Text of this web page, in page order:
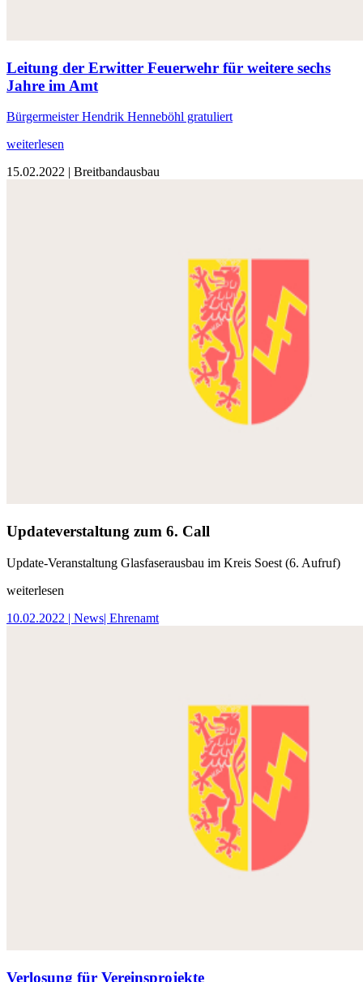
Leitung der Erwitter Feuerwehr für weitere sechs
Jahre im Amt
Bürgermeister Hendrik Henneböhl gratuliert
weiterlesen
15.02.2022 | Breitbandausbau
Updateverstaltung zum 6. Call
Update-Veranstaltung Glasfaserausbau im Kreis Soest (6. Aufruf)
weiterlesen
10.02.2022 | News| Ehrenamt
Verlosung für Vereinsprojekte